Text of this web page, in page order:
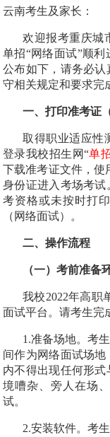
云南考生及家长：
欢迎报考重庆城
单招“网络面试”顺
公布如下 ，请务必认
守相关规定和要求完
一、打印准考证
取得职业适应性
登录我校招生网“单
下载准考证文件，使
身份证进入考场考
考资格或未按时打
（网络面试）。
二、操作流程
（一）考前准备
我校2022年高职
面试平台。请考生完
1.准备场地。 考
间作为网络面试场
内不得出现任何形式
境嘈杂、旁人在场
试。
2.安装软件。 考